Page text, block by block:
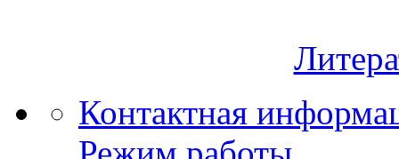
Контактная